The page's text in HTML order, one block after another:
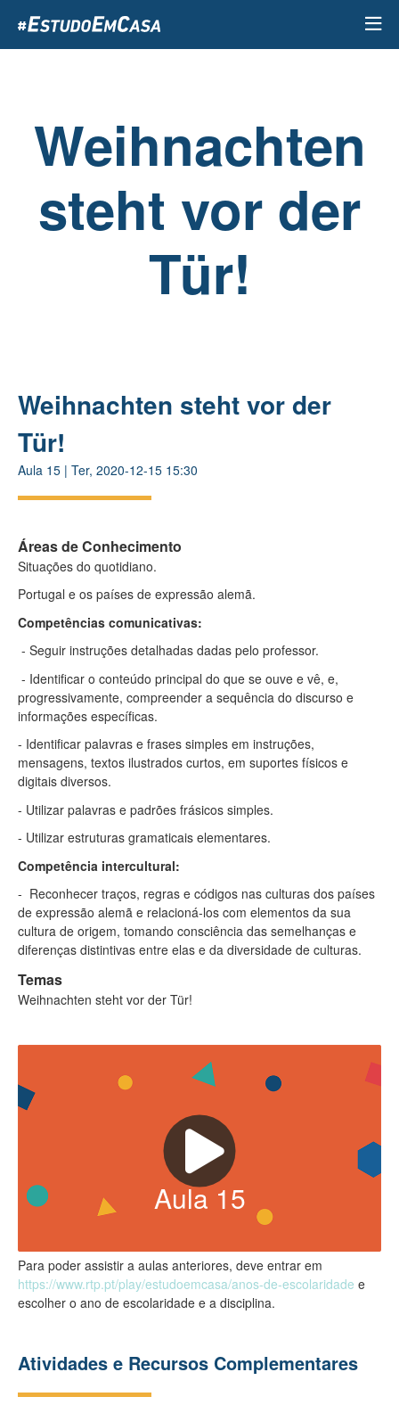
para
o
Weihnachten
steht vor der
Tür!
Weihnachten steht vor der
Tür!
Aula 15 | Ter, 2020-12-15 15:30
Áreas de Conhecimento
Situações do quotidiano.
Portugal e os países de expressão alemã.
Competências comunicativas:
- Seguir instruções detalhadas dadas pelo professor.
- Identificar o conteúdo principal do que se ouve e vê, e,
progressivamente, compreender a sequência do discurso e
informações específicas.
- Identificar palavras e frases simples em instruções,
mensagens, textos ilustrados curtos, em suportes físicos e
digitais diversos.
- Utilizar palavras e padrões frásicos simples.
- Utilizar estruturas gramaticais elementares.
Competência intercultural:
- Reconhecer traços, regras e códigos nas culturas dos países
de expressão alemã e relacioná-los com elementos da sua
cultura de origem, tomando consciência das semelhanças e
diferenças distintivas entre elas e da diversidade de culturas.
Temas
Weihnachten steht vor der Tür!
Aula15
Para poder assistir a aulas anteriores, deve entrar em
https://www.rtp.pt/play/estudoemcasa/anos-de-escolaridade e
escolher o ano de escolaridade e a disciplina.
Atividades e Recursos Complementares